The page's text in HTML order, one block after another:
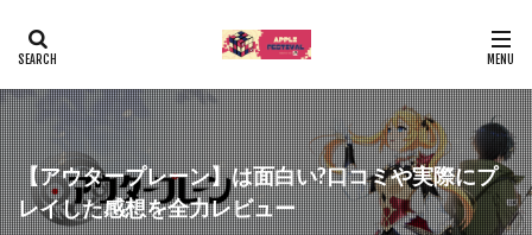
【アウタープレーン】は面白い?口コミや実際にプ
レイした感想を全力レビュー